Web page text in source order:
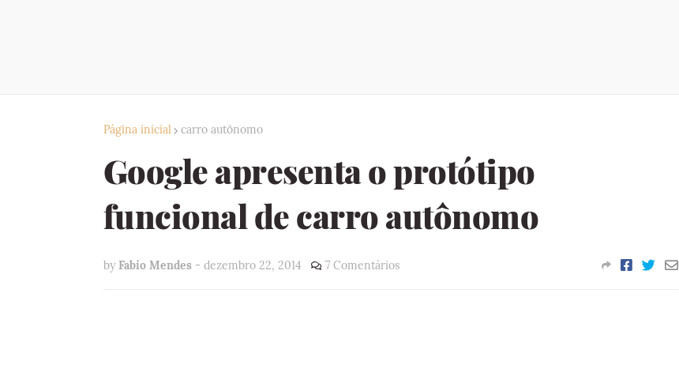
Página inicial carro autônomo
Google apresenta o protótipo
funcional de carro autônomo
by Fabio Mendes - dezembro 22, 2014 7 Comentários